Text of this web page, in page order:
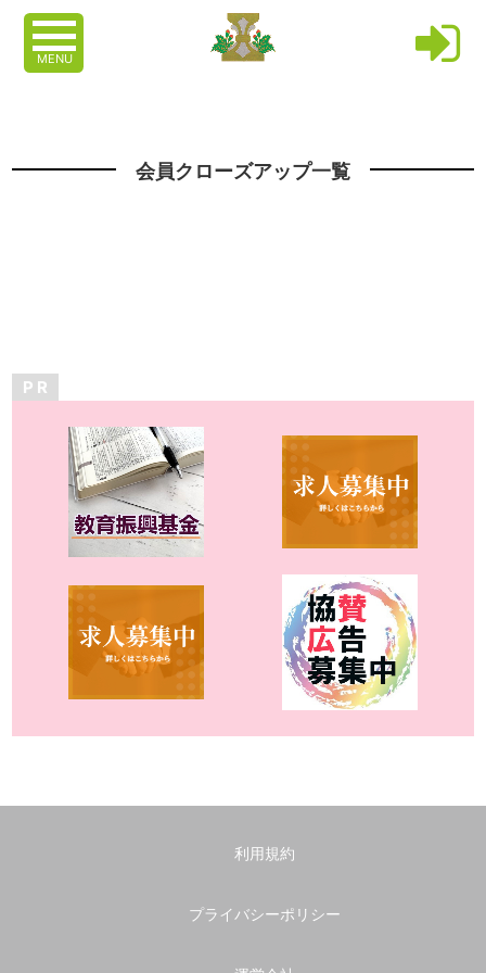
MENU
会員クローズアップ一覧
P R
利用規約
プライバシーポリシー